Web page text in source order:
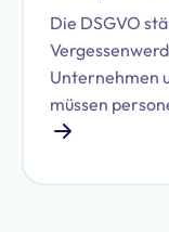
Die DSGVO
Unternehmen
müssen
bestimmten
nachkommen.